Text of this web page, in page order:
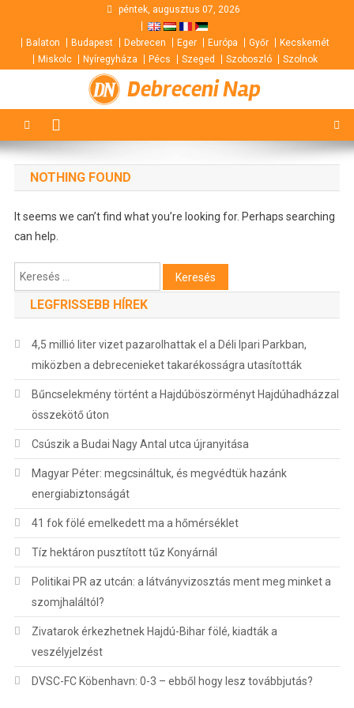
content
péntek, augusztus 07, 2026
Balaton Budapest Debrecen Eger Európa Győr
Kecskemét
Miskolc
Nyíregyháza Pécs Szeged Szoboszló Szolnok
Debreceni Nap
NOTHING FOUND
It seems we can’t find what you’re looking for. Perhaps searching
can help.
Keresés:
LEGFRISSEBB HÍREK
4,5 millió liter vizet pazarolhattak el a Déli Ipari Parkban,
miközben a debrecenieket takarékosságra utasították
Bűncselekmény történt a Hajdúböszörményt Hajdúhadházzal
összekötő úton
Csúszik a Budai Nagy Antal utca újranyitása
Magyar Péter: megcsináltuk, és megvédtük hazánk
energiabiztonságát
41 fok fölé emelkedett ma a hőmérséklet
Tíz hektáron pusztított tűz Konyárnál
Politikai PR az utcán: a látványvizosztás ment meg minket a
szomjhaláltól?
Zivatarok érkezhetnek Hajdú-Bihar fölé, kiadták a
veszélyjelzést
DVSC-FC Köbenhavn: 0-3 – ebből hogy lesz továbbjutás?